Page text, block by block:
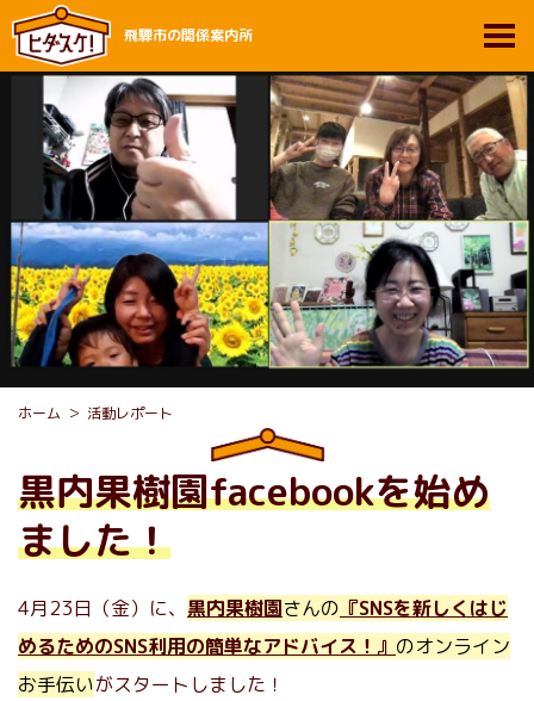
飛騨市の関係案内所
ホーム 活動レポート
黒内果樹園facebookを始め
ました！
4月23日（金）に、 黒内果樹園さんの 『SNSを新しくはじ
めるためのSNS利用の簡単なアドバイス！』 のオンライン
お手伝いがスタートしました！